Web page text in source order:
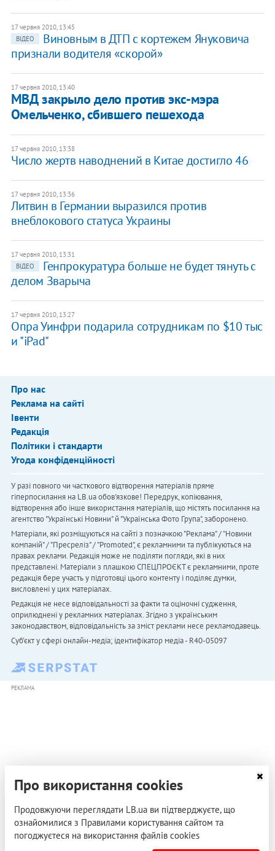
17 червня 2010, 13:45
ВІДЕО
Виновным в ДТП с кортежем Януковича
признали водителя «скорой»
17 червня 2010, 13:40
МВД закрыло дело против экс-мэра
Омельченко, сбившего пешехода
17 червня 2010, 13:38
Число жертв наводнений в Китае достигло 46
17 червня 2010, 13:36
Литвин в Германии выразился против
внеблокового статуса Украины
17 червня 2010, 13:31
ВІДЕО
Генпрокуратура больше не будет тянуть с
делом Зварыча
17 червня 2010, 13:27
Опра Уинфри подарила сотрудникам по $10 тыс
и "iPad"
Про нас
Реклама на сайті
Івенти
Редакція
Політики і стандарти
Угода конфіденційності
У разі повного чи часткового відтворення матеріалів пряме
гіперпосилання на LB.ua обов'язкове! Передрук, копіювання,
відтворення або інше використання матеріалів, що містять посилання на
агентство "Українськi Новини" й "Українська Фото Група", заборонено.
Матеріали, які розміщуються на сайті з позначкою "Реклама" / "Новини
компаній" / "Пресреліз" / "Promoted", є рекламними та публікуються на
правах реклами. Редакція може не поділяти погляди, які в них
представлені. Матеріали з плашкою СПЕЦПРОЄКТ є рекламними, проте
редакція бере участь у підготовці цього контенту і поділяє думки,
висловлені у цих матеріалах.
Редакція не несе відповідальності за факти та оціночні судження,
оприлюднені у рекламних матеріалах. Згідно з українським
законодавством, відповідальність за зміст реклами несе рекламодавець.
Cуб'єкт у сфері онлайн-медіа; ідентифікатор медіа - R40-05097
РЕКЛАМА
Про використання cookies
Продовжуючи переглядати LB.ua ви підтверджуєте, що
ознайомилися з Правилами користування сайтом та
погоджуєтеся на використання файлів cookies